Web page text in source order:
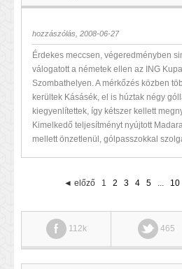
hozzászólás, 2008-06-27
Érdekes meccsen, végeredményben
válogatott a németek ellen az ING
Szombathelyen. A mérkőzés közben
kerültek Kásásék, el is húztak négy
kiegyenlítettek, így kétszer kellett
Kimelkedő teljesítményt nyújtott
mellett önzetlenül, gólpasszokkal
◄ előző 1 2 3 4 5 ... 10
112k 465